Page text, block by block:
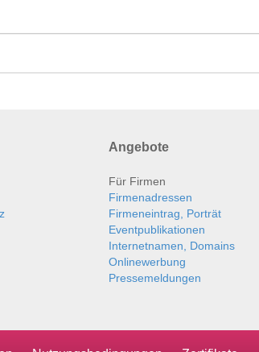
Angebote
Für Firmen
Firmenadressen
Firmeneintrag, Porträt
Eventpublikationen
Internetnamen, Domains
Onlinewerbung
Pressemeldungen